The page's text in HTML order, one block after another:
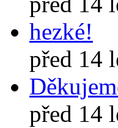
hezké!
před 14
před 14